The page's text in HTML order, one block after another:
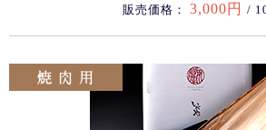
販売価格： 3,000円 /